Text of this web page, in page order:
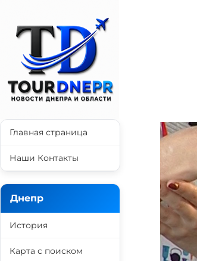
Главная страница
Наши Контакты
Днепр
История
Карта с поиском